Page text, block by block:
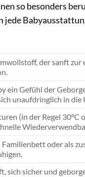
so besonders
jede
der sanft
ein Gefühl der
unaufdringlich in die
(in der Regel 30°C
Familienbett oder als
sich sicher und